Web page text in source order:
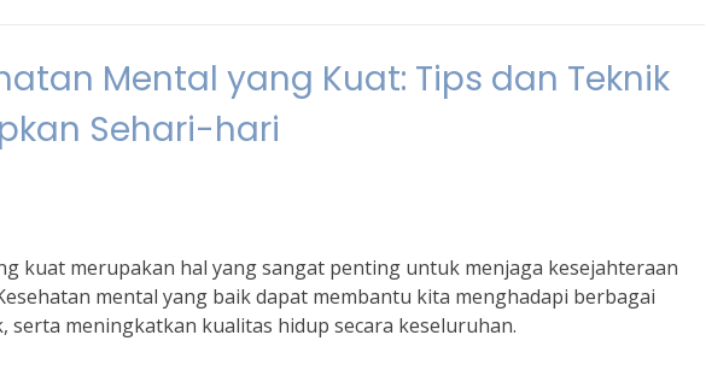
Mental yang Kuat: Tips dan Teknik
Sehari-hari
kuat merupakan hal yang sangat penting untuk menjaga kesejahteraan
mental yang baik dapat membantu kita menghadapi berbagai
meningkatkan kualitas hidup secara keseluruhan.